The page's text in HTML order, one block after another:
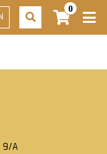
0
9/A